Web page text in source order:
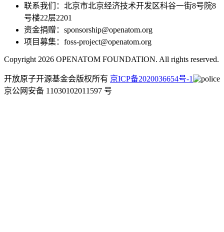
联系我们：北京市北京经济技术开发区科谷一街8号院8
号楼22层2201
资金捐赠：sponsorship@openatom.org
项目募集：foss-project@openatom.org
Copyright 2026 OPENATOM FOUNDATION. All rights reserved.
开放原子开源基金会版权所有 京ICP备2020036654号-1
京公网安备 11030102011597 号